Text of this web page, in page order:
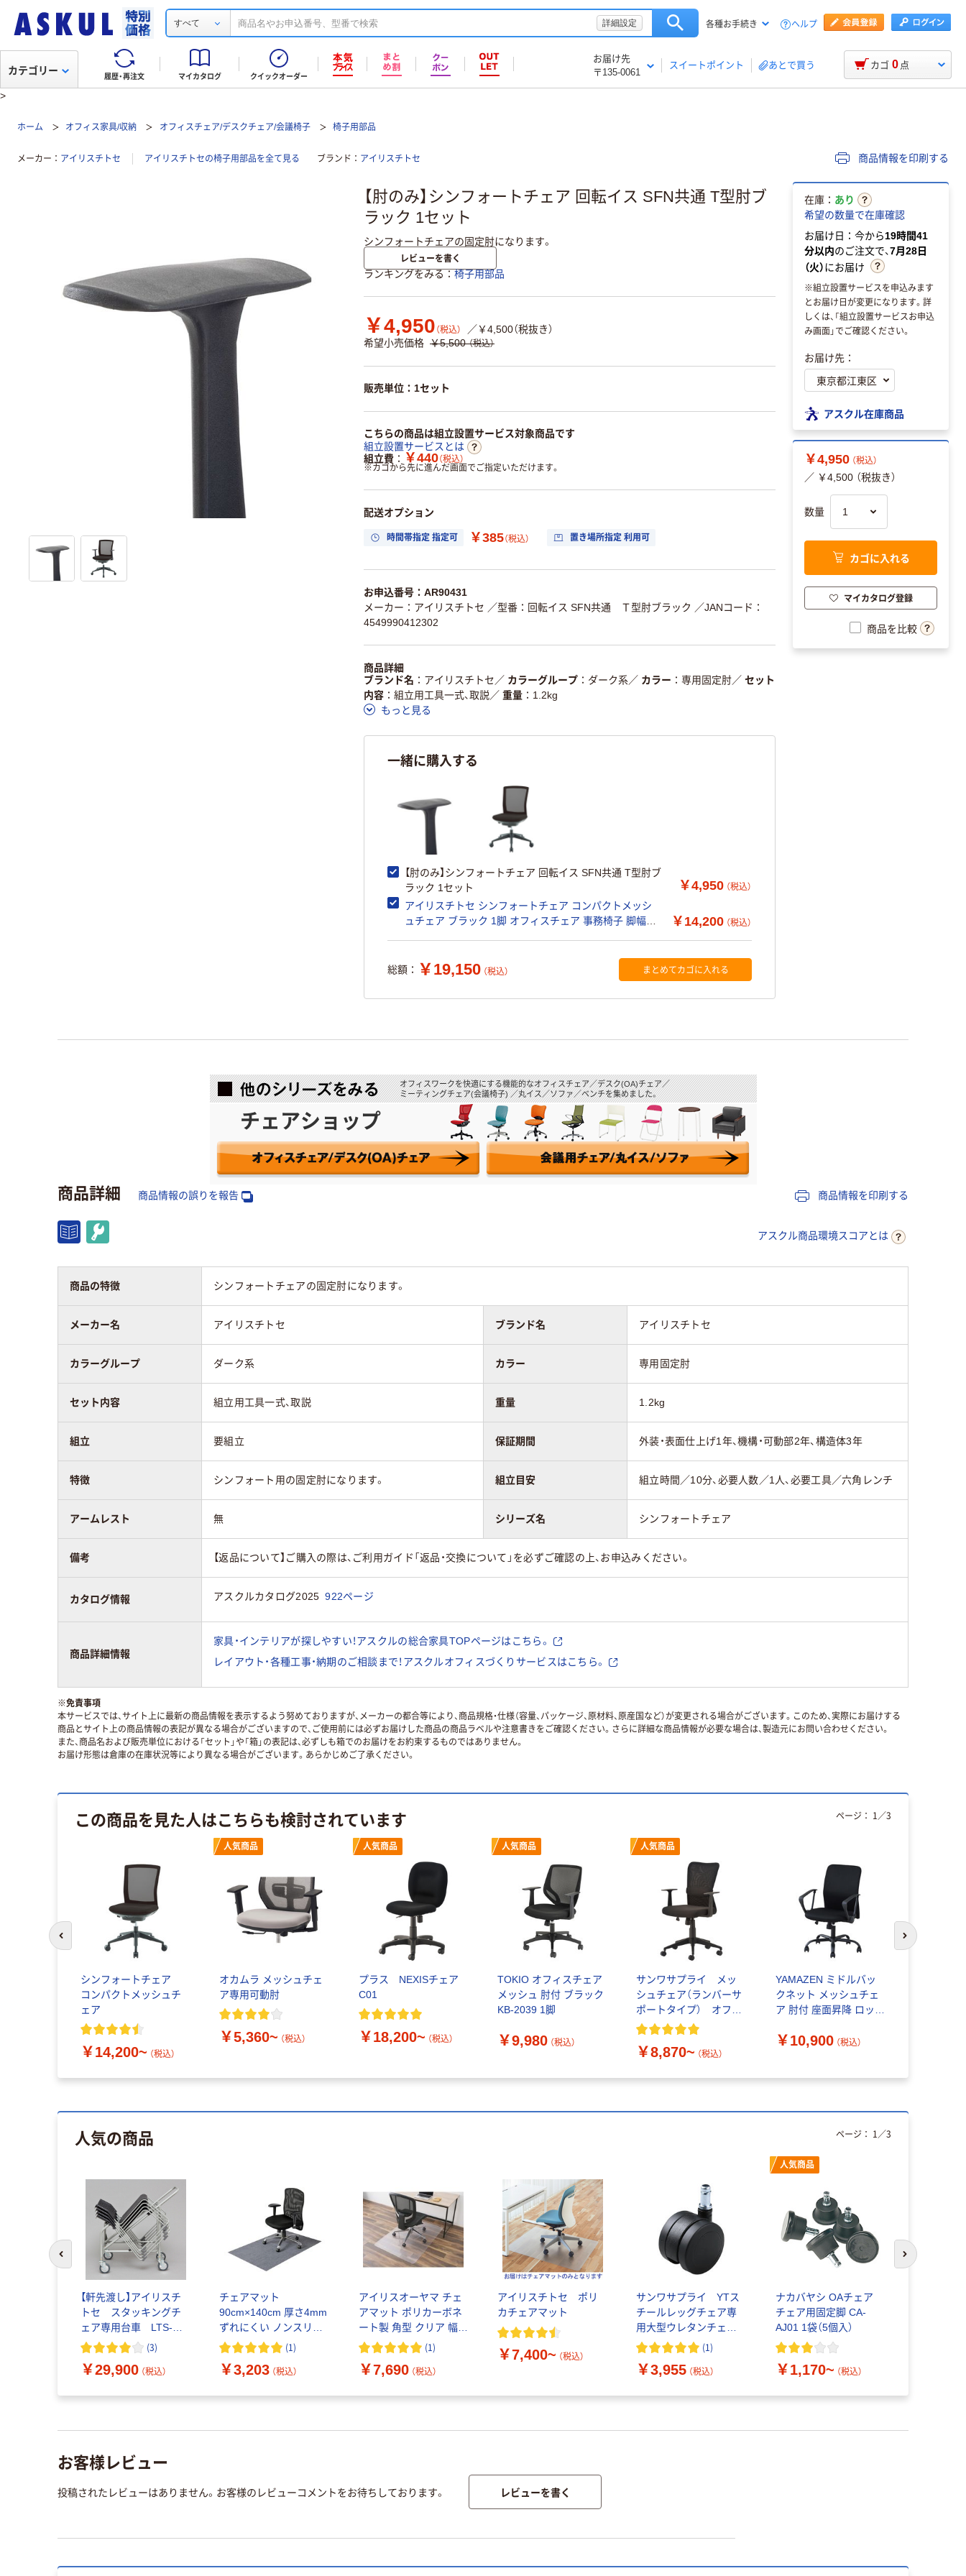
すべて 詳細設定 各種お手続き ヘルプ
履歴・再注文 マイカタログ クイックオーダー
お届け先
〒135-0061
スイートポイント あとで買う
カテゴリー カゴ 0 点
>
ホーム オフィス家具/収納 オフィスチェア/デスクチェア/会議椅子 椅子用部品
メーカー アイリスチトセ アイリスチトセの椅子用部品を全て見る ブランド アイリスチトセ 商品情報を印刷する
【肘のみ】シンフォートチェア 回転イス SFN共通 T型肘ブ
ラック 1セット
シンフォートチェアの固定肘になります。
レビューを書く
ランキングをみる 椅子用部品
￥4,950 （税込）
／￥4,500（税抜き）
希望小売価格 ￥5,500 （税込）
販売単位：1セット
こちらの商品は組立設置サービス対象商品です
組立設置サービスとは
組立費
￥440（税込）
※カゴから先に進んだ画面でご指定いただけます。
配送オプション
時間帯指定 指定可 ￥385（税込） 置き場所指定 利用可
お申込番号：AR90431
メーカー：アイリスチトセ ／型番：回転イス SFN共通 Ｔ型肘ブラック ／JANコード：
4549990412302
商品詳細
ブランド名
アイリスチトセ／ カラーグループ ダーク系／ カラー 専用固定肘／ セット
内容
組立用工具一式、取説／ 重量
1.2kg
もっと見る
一緒に購入する
【肘のみ】シンフォートチェア 回転イス SFN共通 T型肘ブ
ラック 1セット
￥4,950 （税込）
アイリスチトセ シンフォートチェア コンパクトメッシ
ュチェア ブラック 1脚 オフィスチェア 事務椅子 脚幅
￥14,200 （税込）
総額： ￥19,150 （税込） まとめてカゴに入れる
在庫： あり
希望の数量で在庫確認
お届け日：今から19時間41
分以内のご注文で、7月28日
（火）にお届け
※組立設置サービスを申込みます
とお届け日が変更になります。詳
しくは、「組立設置サービスお申込
み画面」でご確認ください。
お届け先：
アスクル在庫商品
￥4,950 （税込）
／ ￥4,500 （税抜き）
数量
カゴに入れる
マイカタログ登録
商品を比較
オフィスワークを快適にする機能的なオフィスチェア／デスク(OA)チェア／
ミーティングチェア(会議椅子) ／丸イス／ソファ／ベンチを集めました。
チェアショップ
商品詳細 商品情報の誤りを報告 商品情報を印刷する
アスクル商品環境スコアとは
商品の特徴 シンフォートチェアの固定肘になります。
メーカー名 アイリスチトセ ブランド名 アイリスチトセ
カラーグループ ダーク系 カラー 専用固定肘
セット内容 組立用工具一式、取説 重量 1.2kg
組立 要組立 保証期間 外装・表面仕上げ1年、機構・可動部2年、構造体3年
特徴 シンフォート用の固定肘になります。 組立目安 組立時間／10分、必要人数／1人、必要工具／六角レンチ
アームレスト 無 シリーズ名 シンフォートチェア
備考 【返品について】ご購入の際は、ご利用ガイド「返品・交換について」を必ずご確認の上、お申込みください。
カタログ情報 アスクルカタログ2025 922ページ
商品詳細情報
家具・インテリアが探しやすい！アスクルの総合家具TOPページはこちら。
レイアウト・各種工事・納期のご相談まで！アスクルオフィスづくりサービスはこちら。
※免責事項
本サービスでは、サイト上に最新の商品情報を表示するよう努めておりますが、メーカーの都合等により、商品規格・仕様（容量、パッケージ、原材料、原産国など）が変更される場合がございます。このため、実際にお届けする
商品とサイト上の商品情報の表記が異なる場合がございますので、ご使用前には必ずお届けした商品の商品ラベルや注意書きをご確認ください。さらに詳細な商品情報が必要な場合は、製造元にお問い合わせください。
また、商品名および販売単位における「セット」や「箱」の表記は、必ずしも箱でのお届けをお約束するものではありません。
お届け形態は倉庫の在庫状況等により異なる場合がございます。あらかじめご了承ください。
この商品を見た人はこちらも検討されています
シンフォートチェア
コンパクトメッシュチ
ェア
￥14,200~ （税込）
人気商品
オカムラ メッシュチェ
ア専用可動肘
￥5,360~ （税込）
人気商品
プラス NEXISチェア
C01
￥18,200~ （税込）
人気商品
TOKIO オフィスチェア
メッシュ 肘付 ブラック
KB-2039 1脚
￥9,980 （税込）
人気商品
サンワサプライ メッ
シュチェア（ランバーサ
ポートタイプ） オフィ
スチェア 肘付
￥8,870~ （税込）
YAMAZEN ミドルバッ
クネット メッシュチェ
ア 肘付 座面昇降 ロッキ
ート付 AMC-M45A(BK)
￥10,900 （税込）
ページ： 1 ／3
前のスライドへ 次のスライド
人気の商品
【軒先渡し】アイリスチ
トセ スタッキングチ
ェア専用台車 LTS-
40 1台（直送品）
(3)
￥29,900 （税込）
チェアマット
90cm×140cm 厚さ4mm
ずれにくい ノンスリッ
プ加工 グレー FB-
個
(1)
￥3,203 （税込）
アイリスオーヤマ チェ
アマット ポリカーボネ
ート製 角型 クリア 幅
900×縦1200 厚み2mm
枚
(1)
￥7,690 （税込）
アイリスチトセ ポリ
カチェアマット
￥7,400~ （税込）
サンワサプライ YTス
チールレッグチェア専
用大型ウレタンチェア
キャスター （直送品）
(1)
￥3,955 （税込）
人気商品
ナカバヤシ OAチェア
チェア用固定脚 CA-
AJ01 1袋（5個入）
￥1,170~ （税込）
ページ： 1 ／3
前のスライドへ 次のスライド
お客様レビュー
投稿されたレビューはありません。お客様のレビューコメントをお待ちしております。 レビューを書く